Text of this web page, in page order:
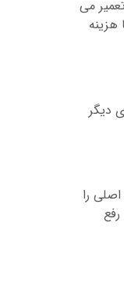
می
هزینه
دیگر
را